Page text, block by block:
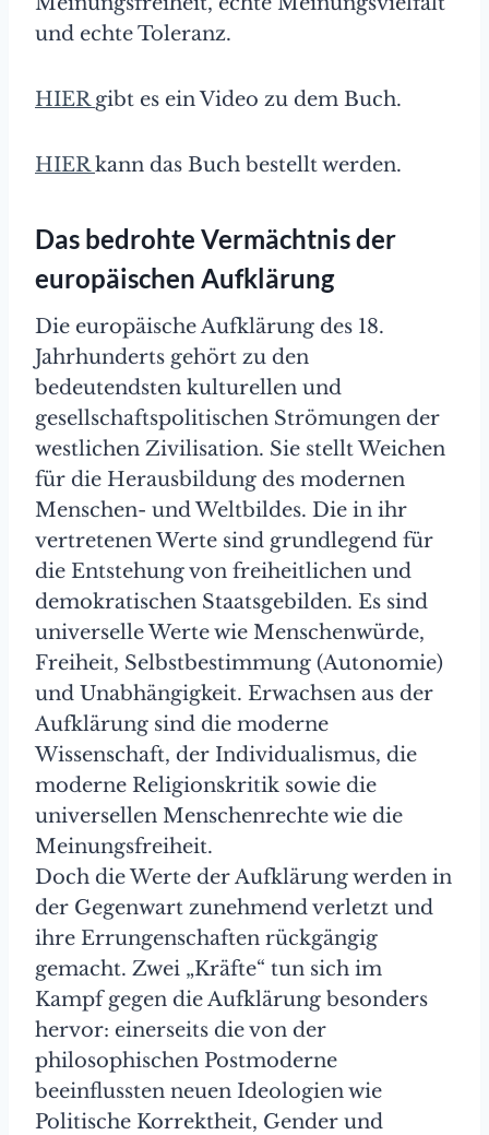
und echte Toleranz.
HIERgibt es ein Video zu dem Buch.
HIERkann das Buch bestellt werden.
Das bedrohte Vermächtnis der
europäischen Aufklärung
Die europäische Aufklärung des 18.
Jahrhunderts gehört zu den
bedeutendsten kulturellen und
gesellschaftspolitischen Strömungen der
westlichen Zivilisation. Sie stellt Weichen
für die Herausbildung des modernen
Menschen- und Weltbildes. Die in ihr
vertretenen Werte sind grundlegend für
die Entstehung von freiheitlichen und
demokratischen Staatsgebilden. Es sind
universelle Werte wie Menschenwürde,
Freiheit, Selbstbestimmung (Autonomie)
und Unabhängigkeit. Erwachsen aus der
Aufklärung sind die moderne
Wissenschaft, der Individualismus, die
moderne Religionskritik sowie die
universellen Menschenrechte wie die
Meinungsfreiheit.
Doch die Werte der Aufklärung werden in
der Gegenwart zunehmend verletzt und
ihre Errungenschaften rückgängig
gemacht. Zwei „Kräfte“ tun sich im
Kampf gegen die Aufklärung besonders
hervor: einerseits die von der
philosophischen Postmoderne
beeinflussten neuen Ideologien wie
Politische Korrektheit, Gender und